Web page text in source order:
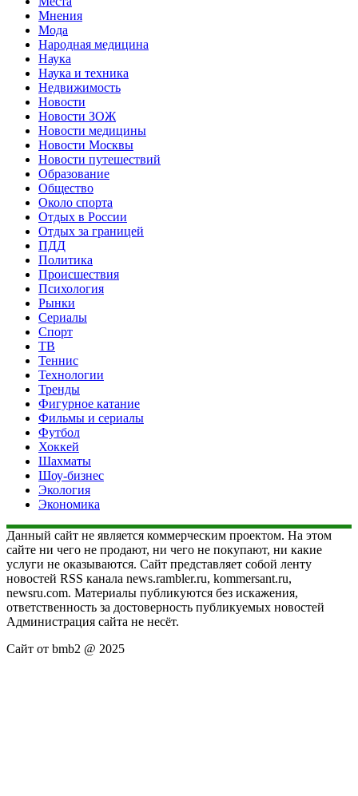
Мнения
Мода
Народная медицина
Наука
Наука и техника
Недвижимость
Новости
Новости ЗОЖ
Новости медицины
Новости Москвы
Новости путешествий
Образование
Общество
Около спорта
Отдых в России
Отдых за границей
ПДД
Политика
Происшествия
Психология
Рынки
Сериалы
Спорт
ТВ
Теннис
Технологии
Тренды
Фигурное катание
Фильмы и сериалы
Футбол
Хоккей
Шахматы
Шоу-бизнес
Экология
Экономика
Данный сайт не является коммерческим проектом. На этом
сайте ни чего не продают, ни чего не покупают, ни какие
услуги не оказываются. Сайт представляет собой ленту
новостей RSS канала news.rambler.ru, kommersant.ru,
newsru.com. Материалы публикуются без искажения,
ответственность за достоверность публикуемых новостей
Администрация сайта не несёт.
Сайт от bmb2 @ 2025